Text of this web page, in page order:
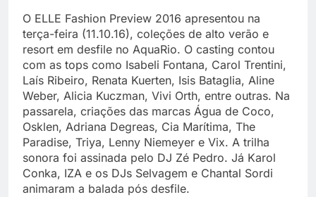
O ELLE Fashion Preview 2016 apresentou na
terça-feira (11.10.16), coleções de alto verão e
resort em desfile no AquaRio. O casting contou
com as tops como Isabeli Fontana, Carol Trentini,
Laís Ribeiro, Renata Kuerten, Isis Bataglia, Aline
Weber, Alicia Kuczman, Vivi Orth, entre outras. Na
passarela, criações das marcas Água de Coco,
Osklen, Adriana Degreas, Cia Marítima, The
Paradise, Triya, Lenny Niemeyer e Vix. A trilha
sonora foi assinada pelo DJ Zé Pedro. Já Karol
Conka, IZA e os DJs Selvagem e Chantal Sordi
animaram a balada pós desfile.